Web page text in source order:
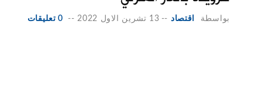
بواسطة اقتصاد -- 13 تشرين الاول 2022 -- 0 تعليقات